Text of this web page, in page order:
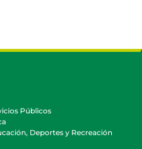
Públicos
Deportes y Recreación